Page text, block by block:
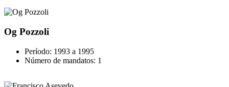
Og Pozzoli
Período: 1993 a 1995
Número de mandatos: 1